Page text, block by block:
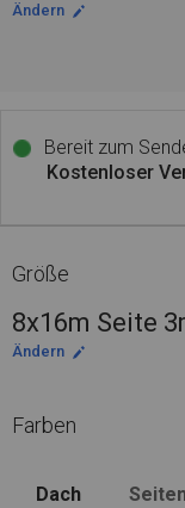
Ändern
Bereit zum
Kostenloser
Größe
8x16m Seite
Ändern
Farben
Dach Seiten